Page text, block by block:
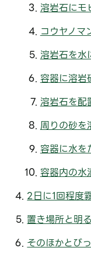
溶岩石にモ
コウヤノマ
溶岩石を水
容器に溶岩
溶岩石を配
周りの砂を
容器に水を
容器内の水
2日に1回程度
置き場所と明
そのほかとび